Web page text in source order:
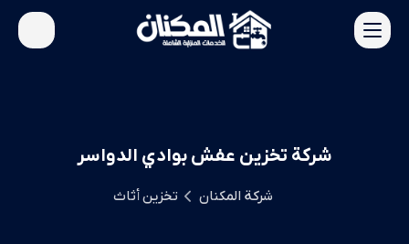
شركة تخزين عفش بوادي الدواسر
شركة المكنان تخزين أثاث